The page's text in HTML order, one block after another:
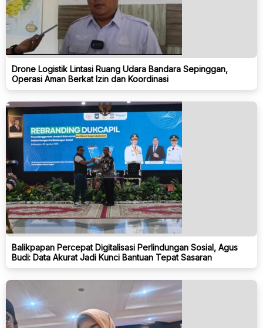
Drone Logistik Lintasi Ruang Udara Bandara Sepinggan,
Operasi Aman Berkat Izin dan Koordinasi
Balikpapan Percepat Digitalisasi Perlindungan Sosial, Agus
Budi: Data Akurat Jadi Kunci Bantuan Tepat Sasaran